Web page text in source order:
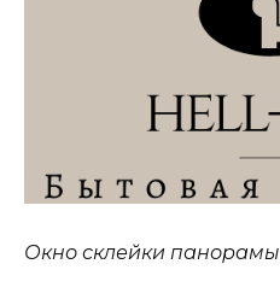
Окно склейки панорамы